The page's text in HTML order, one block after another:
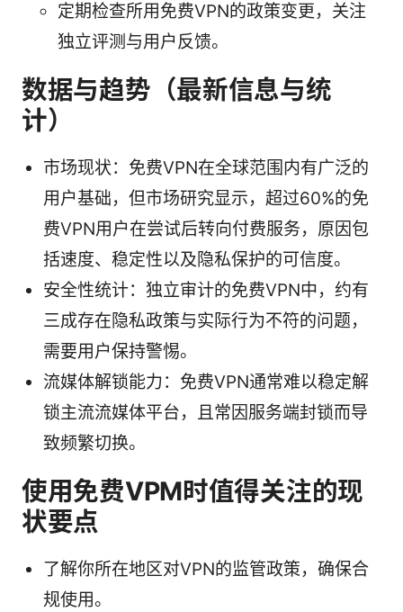
定期检查所用免费VPN的政策变更，关注
独立评测与用户反馈。
数据与趋势（最新信息与统
计）
市场现状：免费VPN在全球范围内有广泛的
用户基础，但市场研究显示，超过60%的免
费VPN用户在尝试后转向付费服务，原因包
括速度、稳定性以及隐私保护的可信度。
安全性统计：独立审计的免费VPN中，约有
三成存在隐私政策与实际行为不符的问题，
需要用户保持警惕。
流媒体解锁能力：免费VPN通常难以稳定解
锁主流流媒体平台，且常因服务端封锁而导
致频繁切换。
使用免费VPM时值得关注的现
状要点
了解你所在地区对VPN的监管政策，确保合
规使用。